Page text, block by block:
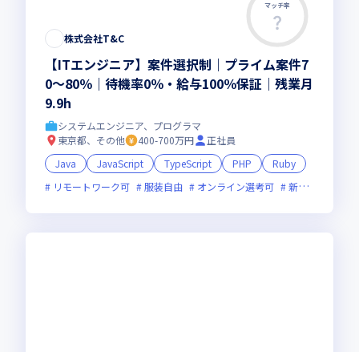
マッチ率
株式会社T&C
【ITエンジニア】案件選択制｜プライム案件7
0～80％｜待機率0％・給与100％保証｜残業月
9.9h
システムエンジニア、プログラマ
東京都、その他
400-700万円
正社員
Java
JavaScript TypeScript PHP
Ruby
リモートワーク可
服装自由 オンライン選考可 新技術に積極的